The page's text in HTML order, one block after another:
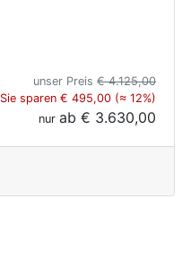
unser Preis € 4.125,00
Sie sparen € 495,00 (≈ 12%)
nur ab € 3.630,00